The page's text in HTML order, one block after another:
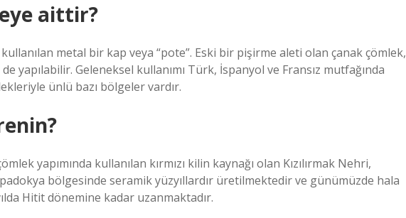
aittir?
metal bir kap veya “pote”. Eski bir pişirme aleti olan çanak çömlek,
yapılabilir. Geleneksel kullanımı Türk, İspanyol ve Fransız mutfağında
ünlü bazı bölgeler vardır.
yapımında kullanılan kırmızı kilin kaynağı olan Kızılırmak Nehri,
bölgesinde seramik yüzyıllardır üretilmektedir ve günümüzde hala
Hitit dönemine kadar uzanmaktadır.